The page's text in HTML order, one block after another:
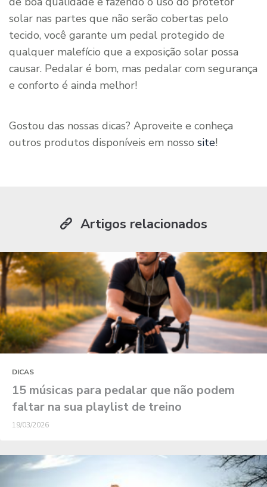
solar nas partes que não serão cobertas pelo
tecido, você garante um pedal protegido de
qualquer malefício que a exposição solar possa
causar. Pedalar é bom, mas pedalar com segurança
e conforto é ainda melhor!
Gostou das nossas dicas? Aproveite e conheça
outros produtos disponíveis em nosso site!
Artigos relacionados
DICAS
15 músicas para pedalar que não podem
faltar na sua playlist de treino
19/03/2026